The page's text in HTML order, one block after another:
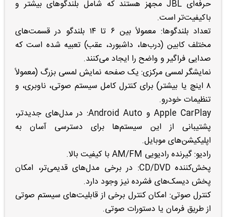
حرفه‌ای JBL مجهز هستند که شامل بلندگوهای بیشتر و
باکیفیت‌تر است.
تعداد بلندگوها: معمولاً بین ۶ تا ۱۴ بلندگو در قسمت‌های
مختلف کابین (درب‌ها، داشبورد، عقب) تعبیه شده است که
صدایی فراگیر و واضح را ایجاد می‌کنند.
نمایشگر لمسی مرکزی: یک صفحه نمایش لمسی بزرگ (معمولاً
۸ اینچ یا بیشتر) برای کنترل کامل سیستم صوتی، ناوبری، و
تنظیمات خودرو.
Apple CarPlay و Android Auto: در مدل‌های جدیدتر،
پشتیبانی از این سیستم‌ها برای دسترسی آسان به
اپلیکیشن‌های موبایل.
رادیو: گیرنده رادیویی AM/FM با کیفیت بالا.
پخش‌کننده CD/DVD: در برخی مدل‌های قدیمی‌تر، امکان
پخش دیسک‌های فشرده نیز وجود دارد.
کنترل صوتی: امکان کنترل برخی از قابلیت‌های سیستم صوتی
از طریق فرمان یا دستورات صوتی.